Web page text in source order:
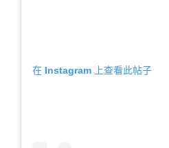
在 Instagram 上查看此帖子